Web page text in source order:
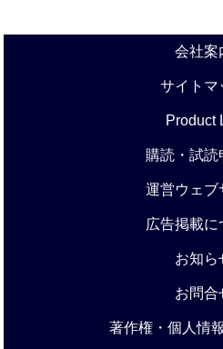
会社案
サイトマ
Product
購読・試読
運営ウェブ
広告掲載に
お知ら
お問合
著作権・個人情